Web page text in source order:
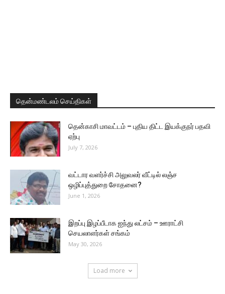
தென்மண்டலம் செய்திகள்
தென்காசி மாவட்டம் – புதிய திட்ட இயக்குநர் பதவி
ஏற்பு
July 7, 2026
வட்டார வளர்ச்சி அலுவலர் வீட்டில் லஞ்ச
ஒழிப்புத்துறை சோதனை?
June 1, 2026
இறப்பு இழப்பீடாக ஐந்து லட்சம் – ஊராட்சி
செயலாளர்கள் சங்கம்
May 30, 2026
Load more